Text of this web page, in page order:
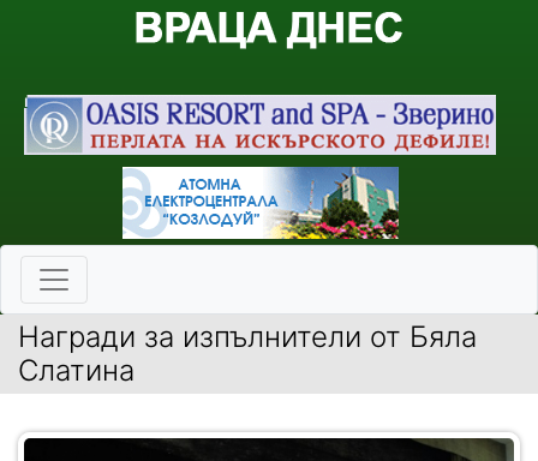
Награди за изпълнители от Бяла
Слатина